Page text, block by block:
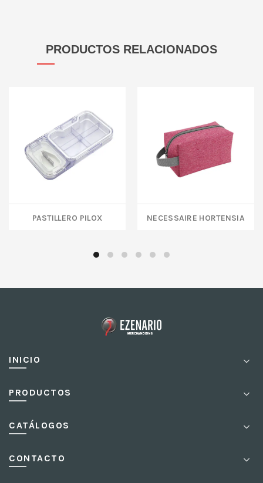
PRODUCTOS RELACIONADOS
PASTILLERO PILOX NECESSAIRE HORTENSIA
INICIO
PRODUCTOS
CATÁLOGOS
CONTACTO